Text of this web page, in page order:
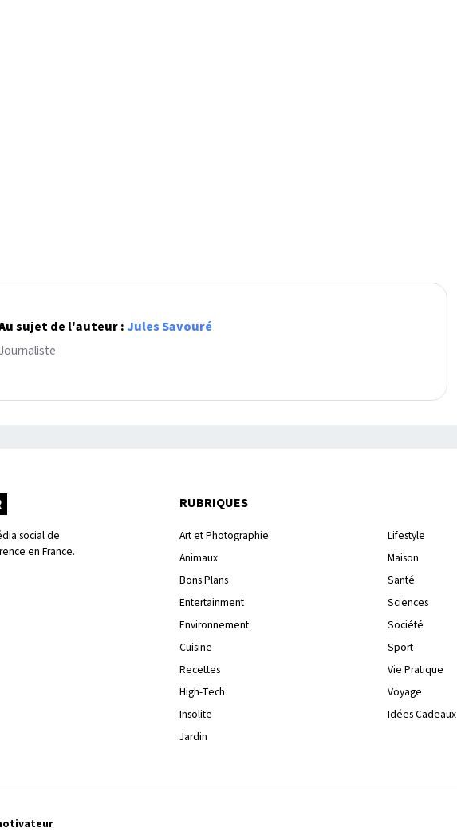
sujet de l'auteur : Jules Savouré
social de
en France.
RUBRIQUES
Art et Photographie
Animaux
Bons Plans
Entertainment
Environnement
Cuisine
Recettes
High-Tech
Insolite
Jardin
Lifestyle
Maison
Santé
Sciences
Société
Sport
Vie Pratique
Voyage
Idées Cadeaux